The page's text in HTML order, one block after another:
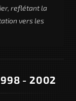
reflétant la
vers les
- 2002